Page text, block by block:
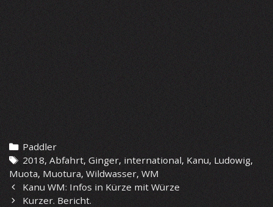
Categories
Paddler
Tags
2018,Abfahrt,Ginger, international, Kanu, Ludowig,
Muota, Muotura, Wildwasser, WM
Post
navigation
Kanu WM: Infos in Kürze mit Würze
Kurzer. Bericht.